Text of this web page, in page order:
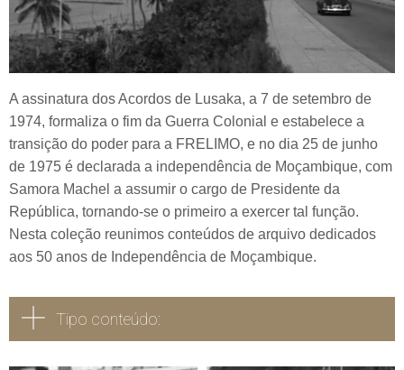
A assinatura dos Acordos de Lusaka, a 7 de setembro de
1974, formaliza o fim da Guerra Colonial e estabelece a
transição do poder para a FRELIMO, e no dia 25 de junho
de 1975 é declarada a independência de Moçambique, com
Samora Machel a assumir o cargo de Presidente da
República, tornando-se o primeiro a exercer tal função.
Nesta coleção reunimos conteúdos de arquivo dedicados
aos 50 anos de Independência de Moçambique.
Tipo conteúdo: